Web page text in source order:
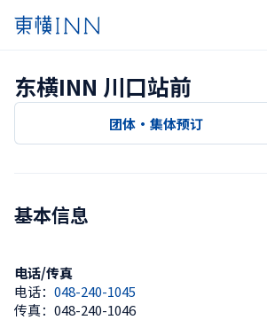
东横INN 川口站前
团体・集体预订
基本信息
电话/传真
电话： 048-240-1045
传真： 048-240-1046